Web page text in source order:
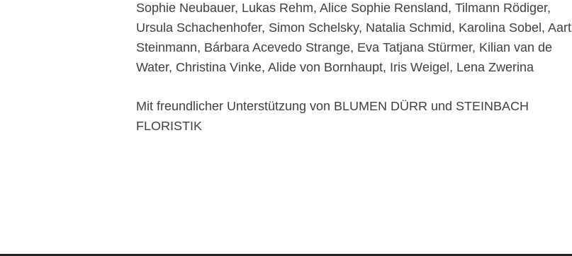
Sophie Neubauer, Lukas Rehm, Alice Sophie Rensland, Tilmann Rödiger,
Ursula Schachenhofer, Simon Schelsky, Natalia Schmid, Karolina Sobel, Aart
Steinmann, Bárbara Acevedo Strange, Eva Tatjana Stürmer, Kilian van de
Water, Christina Vinke, Alide von Bornhaupt, Iris Weigel, Lena Zwerina
Mit freundlicher Unterstützung von BLUMEN DÜRR und STEINBACH
FLORISTIK